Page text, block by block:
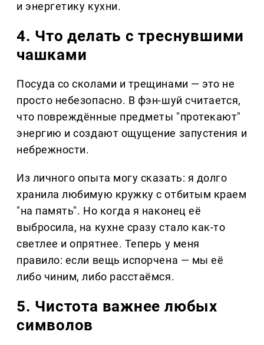
и энергетику кухни.
4. Что делать с треснувшими
чашками
Посуда со сколами и трещинами — это не
просто небезопасно. В фэн-шуй считается,
что повреждённые предметы "протекают"
энергию и создают ощущение запустения и
небрежности.
Из личного опыта могу сказать: я долго
хранила любимую кружку с отбитым краем
"на память". Но когда я наконец её
выбросила, на кухне сразу стало как-то
светлее и опрятнее. Теперь у меня
правило: если вещь испорчена — мы её
либо чиним, либо расстаёмся.
5. Чистота важнее любых
символов